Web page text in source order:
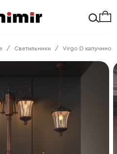
Светильники Virgo D капучино